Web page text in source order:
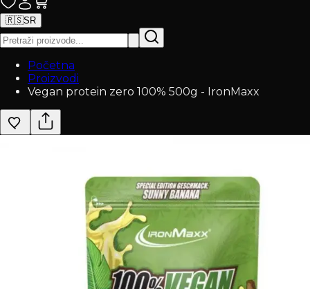
🇷🇸SR
Početna
Proizvodi
Vegan protein zero 100% 500g - IronMaxx